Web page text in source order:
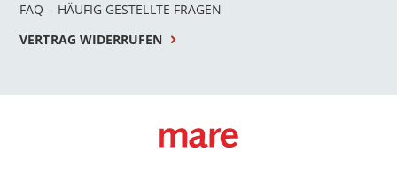
FAQ – HÄUFIG GESTELLTE FRAGEN
VERTRAG WIDERRUFEN